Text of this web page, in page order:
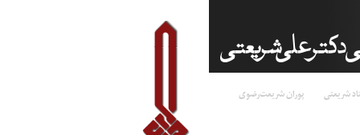
شریعتی پوران شریعت‌رضوی